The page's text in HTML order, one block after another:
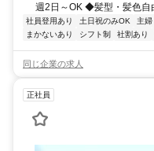
週2日～OK ◆髪型・髪色
社員登用あり 土日祝のみOK 主
まかないあり
シフト制 社割あり
同じ企業の求人
正社員